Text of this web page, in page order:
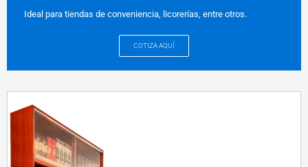
Ideal para tiendas de conveniencia, licorerías, entre otros.
COTIZA AQUÍ